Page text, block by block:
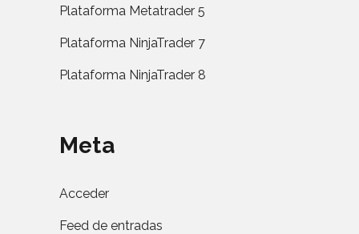
Plataforma Metatrader 5
Plataforma NinjaTrader 7
Plataforma NinjaTrader 8
Meta
Acceder
Feed de entradas